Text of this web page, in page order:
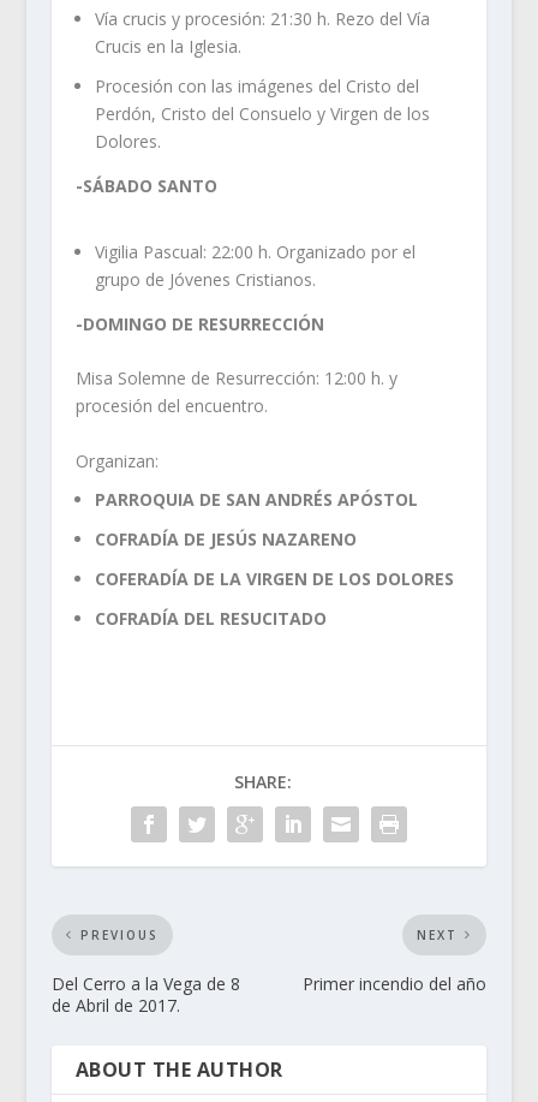
Vía crucis y procesión: 21:30 h. Rezo del Vía
Crucis en la Iglesia.
Procesión con las imágenes del Cristo del
Perdón, Cristo del Consuelo y Virgen de los
Dolores.
-SÁBADO SANTO
Vigilia Pascual: 22:00 h. Organizado por el
grupo de Jóvenes Cristianos.
-DOMINGO DE RESURRECCIÓN
Misa Solemne de Resurrección: 12:00 h. y
procesión del encuentro.
Organizan:
PARROQUIA DE SAN ANDRÉS APÓSTOL
COFRADÍA DE JESÚS NAZARENO
COFERADÍA DE LA VIRGEN DE LOS DOLORES
COFRADÍA DEL RESUCITADO
SHARE:
PREVIOUS
Del Cerro a la Vega de 8
de Abril de 2017.
NEXT
Primer incendio del año
ABOUT THE AUTHOR